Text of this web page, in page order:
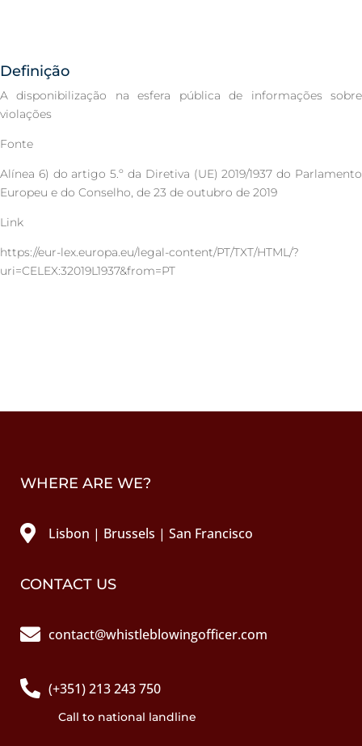
Definição
A disponibilização na esfera pública de informações sobre
violações
Fonte
Alínea 6) do artigo 5.º da Diretiva (UE) 2019/1937 do Parlamento
Europeu e do Conselho, de 23 de outubro de 2019
Link
https://eur-lex.europa.eu/legal-content/PT/TXT/HTML/?
uri=CELEX:32019L1937&from=PT
WHERE ARE WE?
 Lisbon | Brussels | San Francisco
CONTACT US
 contact@whistleblowingofficer.com
 (+351) 213 243 750
Call to national landline